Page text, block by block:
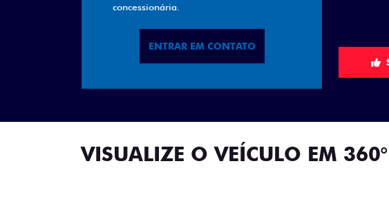
concessionária.
ENTRAR EM CONTATO
VISUALIZE O VEÍCULO EM 360°